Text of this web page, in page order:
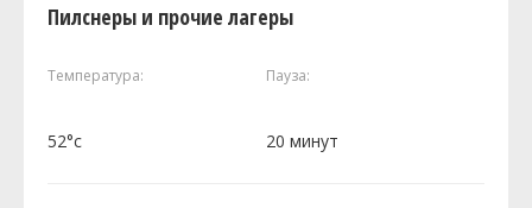
Пилснеры и прочие лагеры
Температура: Пауза:
52°c 20 минут